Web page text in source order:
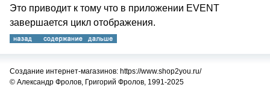
Это приводит к тому что в приложении EVENT
завершается цикл отображения.
Создание интернет-магазинов: https://www.shop2you.ru/
© Александр Фролов, Григорий Фролов, 1991-2025